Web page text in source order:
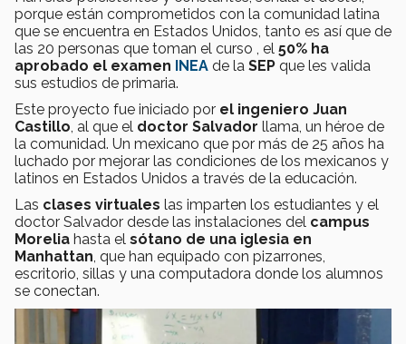
porque están comprometidos con la comunidad latina
que se encuentra en Estados Unidos, tanto es así que de
las 20 personas que toman el curso , el 50% ha
aprobado el examen INEA de la SEP que les valida
sus estudios de primaria.
Este proyecto fue iniciado por el ingeniero Juan
Castillo , al que el doctor Salvador llama, un héroe de
la comunidad. Un mexicano que por más de 25 años ha
luchado por mejorar las condiciones de los mexicanos y
latinos en Estados Unidos a través de la educación.
Las clases virtuales las imparten los estudiantes y el
doctor Salvador desde las instalaciones del campus
Morelia hasta el sótano de una iglesia en
Manhattan , que han equipado con pizarrones,
escritorio, sillas y una computadora donde los alumnos
se conectan.